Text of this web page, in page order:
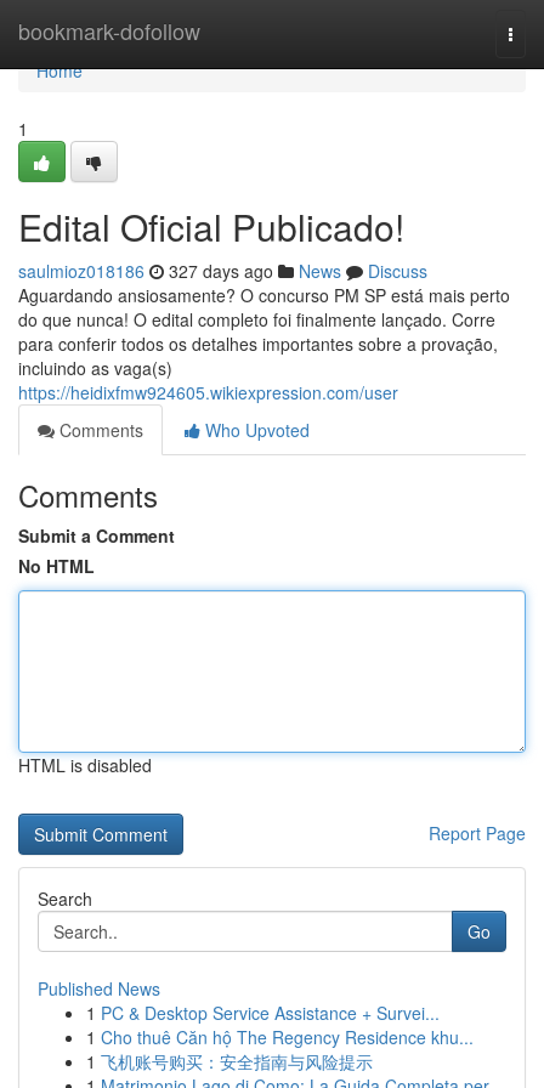
bookmark-dofollow
Home
Home
1
Edital Oficial Publicado!
saulmioz018186 327 days ago News
Discuss
Aguardando ansiosamente? O concurso PM SP está mais perto
do que nunca! O edital completo foi finalmente lançado. Corre
para conferir todos os detalhes importantes sobre a provação,
incluindo as vaga(s)
https://heidixfmw924605.wikiexpression.com/user
Comments
Who Upvoted
Comments
Submit a Comment
No HTML
HTML is disabled
Report Page
Search
Go
Published News
1 PC & Desktop Service Assistance + Survei...
1 Cho thuê Căn hộ The Regency Residence khu...
1 飞机账号购买：安全指南与风险提示